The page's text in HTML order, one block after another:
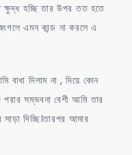
হচ্ছি তার উপর তত হতে
এমন কান্ড না করলে এ
দিলাম না , দিয়ে কোন
পরার সম্ভবনা বেশী আমি তার
দিচ্ছি।তারপর আমার